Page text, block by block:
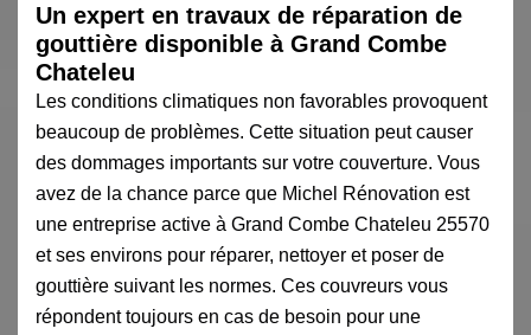
Un expert en travaux de réparation de
gouttière disponible à Grand Combe
Chateleu
Les conditions climatiques non favorables provoquent
beaucoup de problèmes. Cette situation peut causer
des dommages importants sur votre couverture. Vous
avez de la chance parce que Michel Rénovation est
une entreprise active à Grand Combe Chateleu 25570
et ses environs pour réparer, nettoyer et poser de
gouttière suivant les normes. Ces couvreurs vous
répondent toujours en cas de besoin pour une